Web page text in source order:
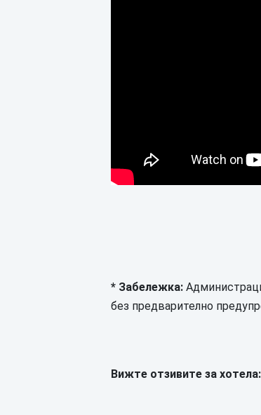
* Забележка:
без предварително
Вижте отзивите за хотела: